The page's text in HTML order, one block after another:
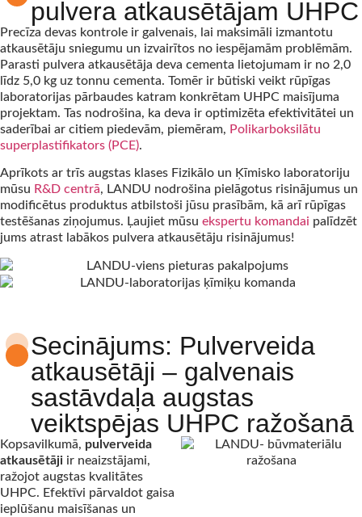
pulvera atkausētājam UHPC
Precīza devas kontrole ir galvenais, lai maksimāli izmantotu
atkausētāju sniegumu un izvairītos no iespējamām problēmām.
Parasti pulvera atkausētāja deva cementa lietojumam ir no 2,0
līdz 5,0 kg uz tonnu cementa. Tomēr ir būtiski veikt rūpīgas
laboratorijas pārbaudes katram konkrētam UHPC maisījuma
projektam. Tas nodrošina, ka deva ir optimizēta efektivitātei un
saderībai ar citiem piedevām, piemēram, Polikarboksilātu
superplastifikators (PCE).
Aprīkots ar trīs augstas klases Fizikālo un Ķīmisko laboratoriju
mūsu R&D centrā, LANDU nodrošina pielāgotus risinājumus un
modificētus produktus atbilstoši jūsu prasībām, kā arī rūpīgas
testēšanas ziņojumus. Ļaujiet mūsu ekspertu komandai palīdzēt
jums atrast labākos pulvera atkausētāju risinājumus!
Secinājums: Pulverveida
atkausētāji – galvenais
sastāvdaļa augstas
veiktspējas UHPC ražošanā
Kopsavilkumā, pulverveida
atkausētāji ir neaizstājami,
ražojot augstas kvalitātes
UHPC. Efektīvi pārvaldot gaisa
ieplūšanu maisīšanas un